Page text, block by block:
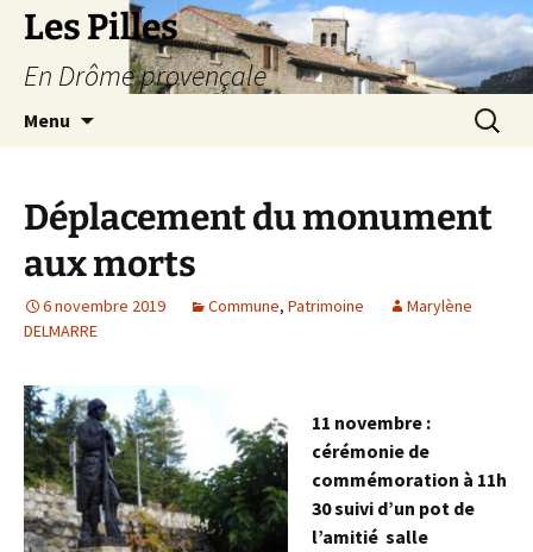
Les Pilles
En Drôme provençale
Menu
Déplacement du monument
aux morts
6 novembre 2019 Commune, Patrimoine
Marylène
DELMARRE
11 novembre :
cérémonie de
commémoration à 11h
30 suivi d’un pot de
l’amitié salle